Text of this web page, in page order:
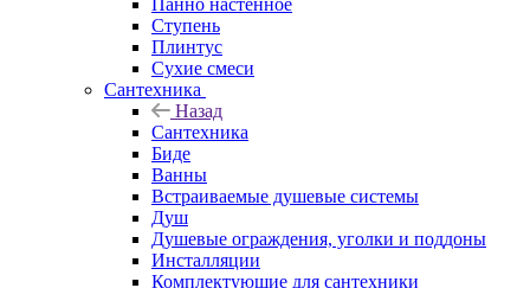
Панно настенное
Ступень
Плинтус
Сухие смеси
Сантехника
Назад
Сантехника
Биде
Ванны
Встраиваемые душевые системы
Душ
Душевые ограждения, уголки и поддоны
Инсталляции
Комплектующие для сантехники